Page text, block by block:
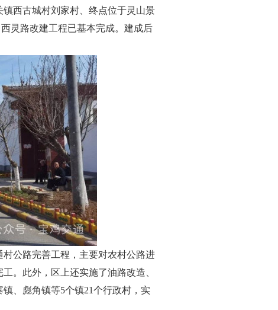
西古城村刘家村、终点位于灵山景
灵路改建工程已基本完成。建成后
公路完善工程，主要对农村公路进
。此外，区上还实施了油路改造、
、彪角镇等5个镇21个行政村，实